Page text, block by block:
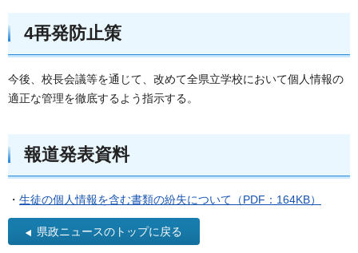
4再発防止策
今後、校長会議等を通じて、改めて全県立学校において個人情報の
適正な管理を徹底するよう指示する。
報道発表資料
・ 生徒の個人情報を含む書類の紛失について（PDF：164KB）
県政ニュースのトップに戻る